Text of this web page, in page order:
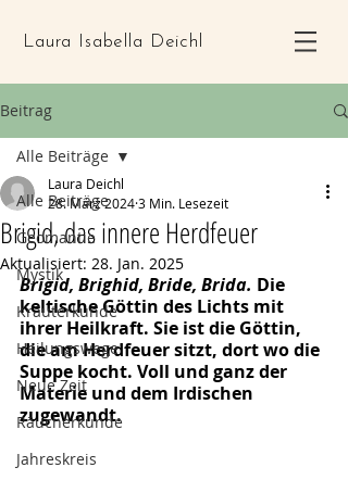
Laura Isabella Deichl
Beitrag
Alle Beiträge
Geomantie
Mystik
Kräuterkunde
Heilungswege
Neue Zeit
Räucherkunde
Jahreskreis
Alle Beiträge
Brigid, das innere Herdfeuer
Laura Deichl
28. März 20243 Min. Lesezeit
Aktualisiert: 28. Jan. 2025
Brigid, Brighid, Bride, Brida. Die
keltische Göttin des Lichts mit
ihrer Heilkraft. Sie ist die Göttin,
die am Herdfeuer sitzt, dort wo die
Suppe kocht. Voll und ganz der
Materie und dem Irdischen
zugewandt.